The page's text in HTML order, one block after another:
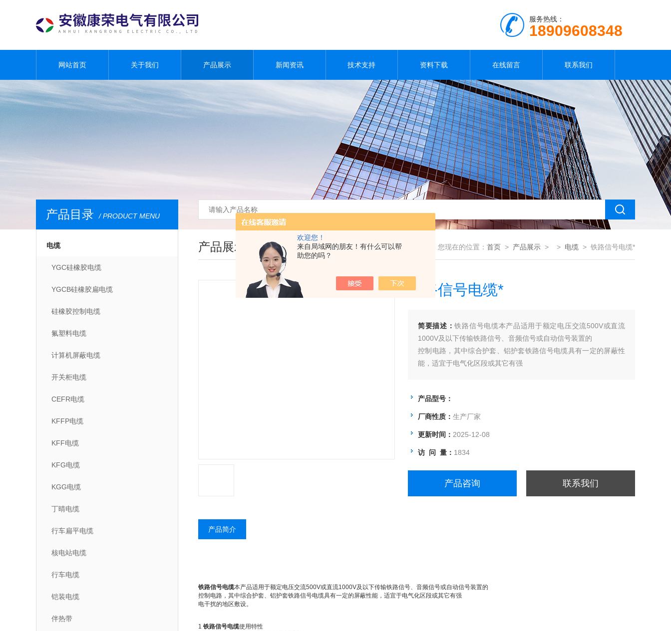
欢迎您！
来自局域网的朋友！有什么可以帮
助您的吗？
服务热线：
18909608348
网站首页 关于我们 产品展示 新闻资讯 技术支持 资料下载 在线留言 联系我们
产品目录 / PRODUCT MENU
电缆
YGC硅橡胶电缆
YGCB硅橡胶扁电缆
硅橡胶控制电缆
氟塑料电缆
计算机屏蔽电缆
开关柜电缆
CEFR电缆
KFFP电缆
KFF电缆
KFG电缆
KGG电缆
丁晴电缆
行车扁平电缆
核电站电缆
行车电缆
铠装电缆
伴热带
产品展示 您现在的位置： 首页 > 产品展示 > > 电缆 > 铁路信号电缆*
铁路信号电缆*
简要描述：铁路信号电缆本产品适用于额定电压交流500V或直流
1000V及以下传输铁路信号、音频信号或自动信号装置的
控制电路，其中综合护套、铝护套铁路信号电缆具有一定的屏蔽性
能，适宜于电气化区段或其它有强
产品型号：
厂商性质： 生产厂家
更新时间： 2025-12-08
访 问 量： 1834
产品咨询 联系我们
产品简介
铁路信号电缆本产品适用于额定电压交流500V或直流1000V及以下传输铁路信号、音频信号或自动信号装置的
控制电路，其中综合护套、铝护套铁路信号电缆具有一定的屏蔽性能，适宜于电气化区段或其它有强
电干扰的地区敷设。
1 铁路信号电缆使用特性